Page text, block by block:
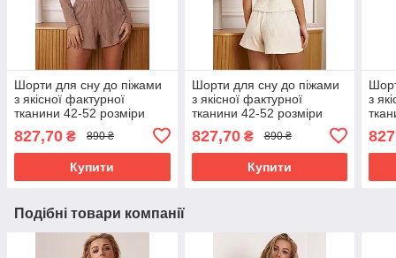
Шорти для сну до піжами
з якісної фактурної
тканини 42-52 розміри
827,70 ₴ 890 ₴
Купити
Шорти для сну до піжами
з якісної фактурної
тканини 42-52 розміри
827,70₴ 890 ₴
Купити
з
Подібні товари компанії